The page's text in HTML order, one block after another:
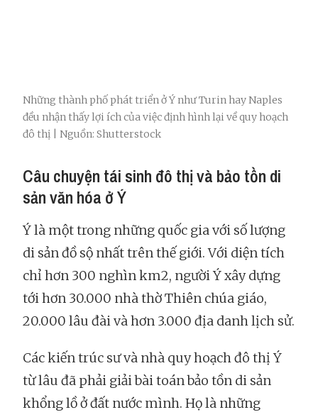
Những thành phố phát triển ở Ý như Turin hay Naples
đều nhận thấy lợi ích của việc định hình lại về quy hoạch
đô thị | Nguồn: Shutterstock
Câu chuyện tái sinh đô thị và bảo tồn di
sản văn hóa ở Ý
Ý là một trong những quốc gia với số lượng
di sản đồ sộ nhất trên thế giới. Với diện tích
chỉ hơn 300 nghìn km2, người Ý xây dựng
tới hơn 30.000 nhà thờ Thiên chúa giáo,
20.000 lâu đài và hơn 3.000 địa danh lịch sử.
Các kiến trúc sư và nhà quy hoạch đô thị Ý
từ lâu đã phải giải bài toán bảo tồn di sản
khổng lồ ở đất nước mình. Họ là những